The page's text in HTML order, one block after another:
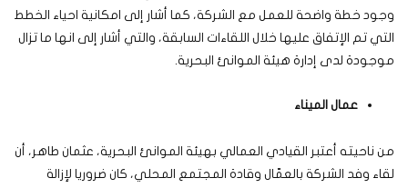
وجود خطة واضحة للعمل مع الشركة، كما أشار إلى امكانية احياء الخطط
التي تم الإتفاق عليها خلال اللقاءات السابقة، والتي أشار إلى انها ما تزال
موجودة لدى إدارة هيئة الموانئ البحرية.
عمال الميناء
من ناحيته أعتبر القيادي العمالي بهيئة الموانئ البحرية، عثمان طاهر، أن
لقاء وفد الشركة بالعمّال وقادة المجتمع المحلي، كان ضروريا لإزالة